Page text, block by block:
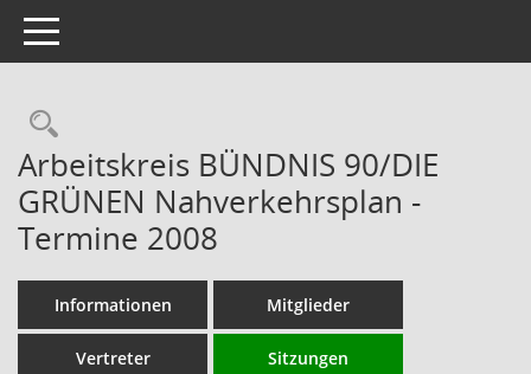
Toggle navigation
Rechercheauswahl
Arbeitskreis BÜNDNIS 90/DIE
GRÜNEN Nahverkehrsplan -
Termine 2008
Informationen Mitglieder
Vertreter Sitzungen